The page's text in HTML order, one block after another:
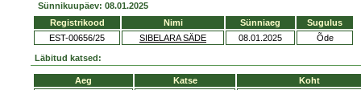
Sünnikuupäev: 08.01.2025
Registrikood
Nimi Sünniaeg
Sugulus
EST-00656/25
SIBELARA SÄDE 08.01.2025 Õde
Läbitud katsed:
Aeg Katse
Koht